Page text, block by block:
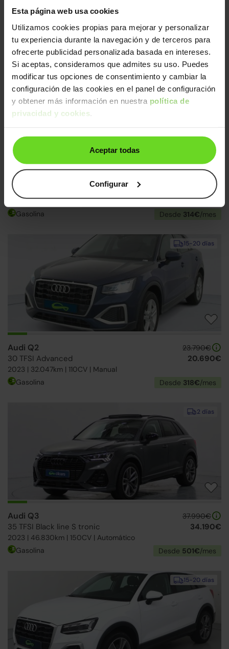
Esta página web usa cookies
Utilizamos cookies propias para mejorar y personalizar
tu experiencia durante la navegación y de terceros para
ofrecerte publicidad personalizada basada en intereses.
Si aceptas, consideramos que admites su uso. Puedes
modificar tus opciones de consentimiento y cambiar la
configuración de las cookies en el panel de configuración
y obtener más información en nuestra política de
privacidad y cookies
Aceptar todas
Configurar
Audi Q3
1.4 TFSI CoD Design edition S tronic
2015 | 92.357km | 150CV | Automático
16.190€
Gasolina 455€
2 días
↓ 500€
Audi Q3
1.4 TFSI CoD Sport edition
2018 | 111.537km | 150CV | Automático
16.990€
Gasolina Desde 314€/mes
15-20 días
Audi Q2
30 TFSI Advanced
2023 | 32.047km | 110CV | Manual
23.790€
20.690€
Gasolina Desde 318€/mes
2 días
Audi Q3
35 TFSI Black line S tronic
2023 | 46.830km | 150CV | Automático
37.990€
34.190€
Gasolina Desde 501€/mes
15-20 días